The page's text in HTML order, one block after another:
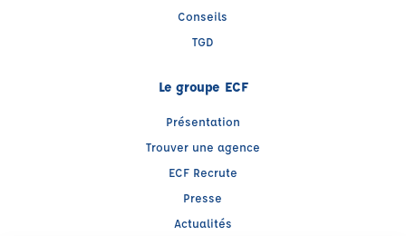
Conseils
TGD
Le groupe ECF
Présentation
Trouver une agence
ECF Recrute
Presse
Actualités